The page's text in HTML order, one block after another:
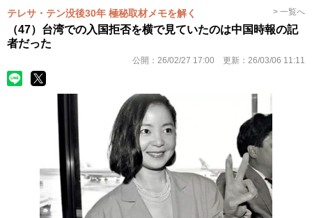
テレサ・テン没後30年 極秘取材メモを解く > 一覧へ
（47）台湾での入国拒否を横で見ていたのは中国時報の記
者だった
公開： 26/02/27 17:00 更新： 26/03/06 11:11